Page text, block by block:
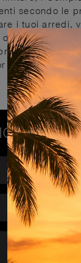
secondo le
i tuoi arredi,
Poltrona
di grande
con i